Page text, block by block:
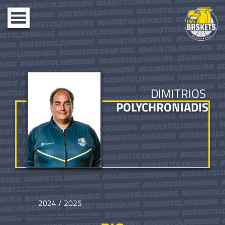
Toggle
navigation
DIMITRIOS
POLYCHRONIADIS
2024 / 2025